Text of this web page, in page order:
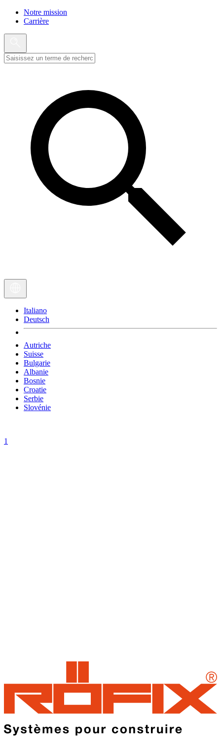
Notre mission
Carrière
Italiano
Deutsch
Autriche
Suisse
Bulgarie
Albanie
Bosnie
Croatie
Serbie
Slovénie
1